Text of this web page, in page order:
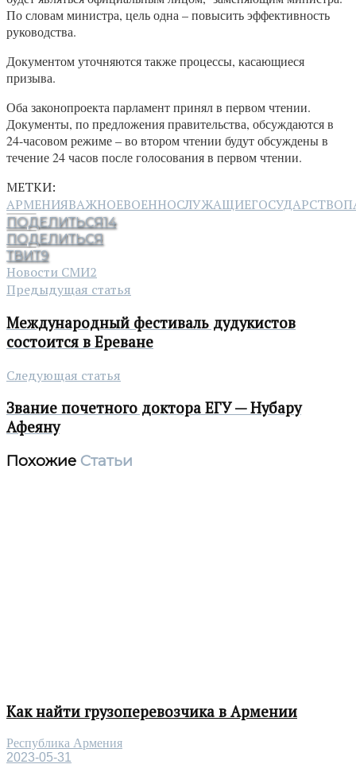
По словам министра, цель одна – повысить эффективность
руководства.
Документом уточняются также процессы, касающиеся
призыва.
Оба законопроекта парламент принял в первом чтении.
Документы, по предложения правительства, обсуждаются в
24-часовом режиме – во втором чтении будут обсуждены в
течение 24 часов после голосования в первом чтении.
МЕТКИ:
АРМЕНИЯВАЖНОЕВОЕННОСЛУЖАЩИЕГОСУДАРСТВО
ПОДЕЛИТЬСЯ14
ПОДЕЛИТЬСЯ
ТВИТ9
Новости СМИ2
Предыдущая статья
Международный фестиваль дудукистов
состоится в Ереване
Следующая статья
Звание почетного доктора ЕГУ — Нубару
Афеяну
Похожие Статьи
Как найти грузоперевозчика в Армении
Республика Армения
2023-05-31